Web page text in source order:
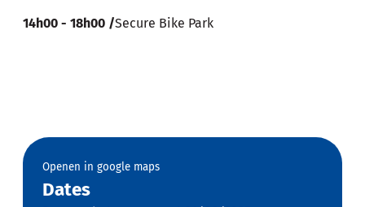
14h00 - 18h00 /Secure Bike Park
Openen in google maps
Dates